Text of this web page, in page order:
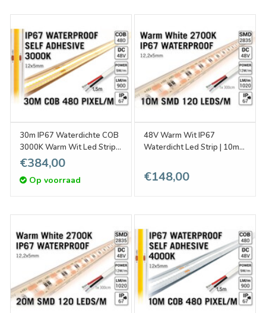
30m IP67 Waterdichte COB
3000K Warm Wit Led Strip |
10W pm 48V | 480 pixels
pm - Zelfklevend
€384,00
Op voorraad
48V Warm Wit IP67
Waterdicht Led Strip | 10m
Losse Strip
€148,00